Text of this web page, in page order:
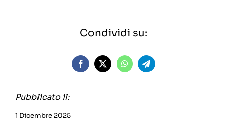
Condividi su:
Pubblicato il:
1 Dicembre 2025